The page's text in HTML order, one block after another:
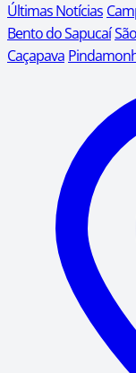
Últimas Notícias
Bento do Sapucaí
Caçapava